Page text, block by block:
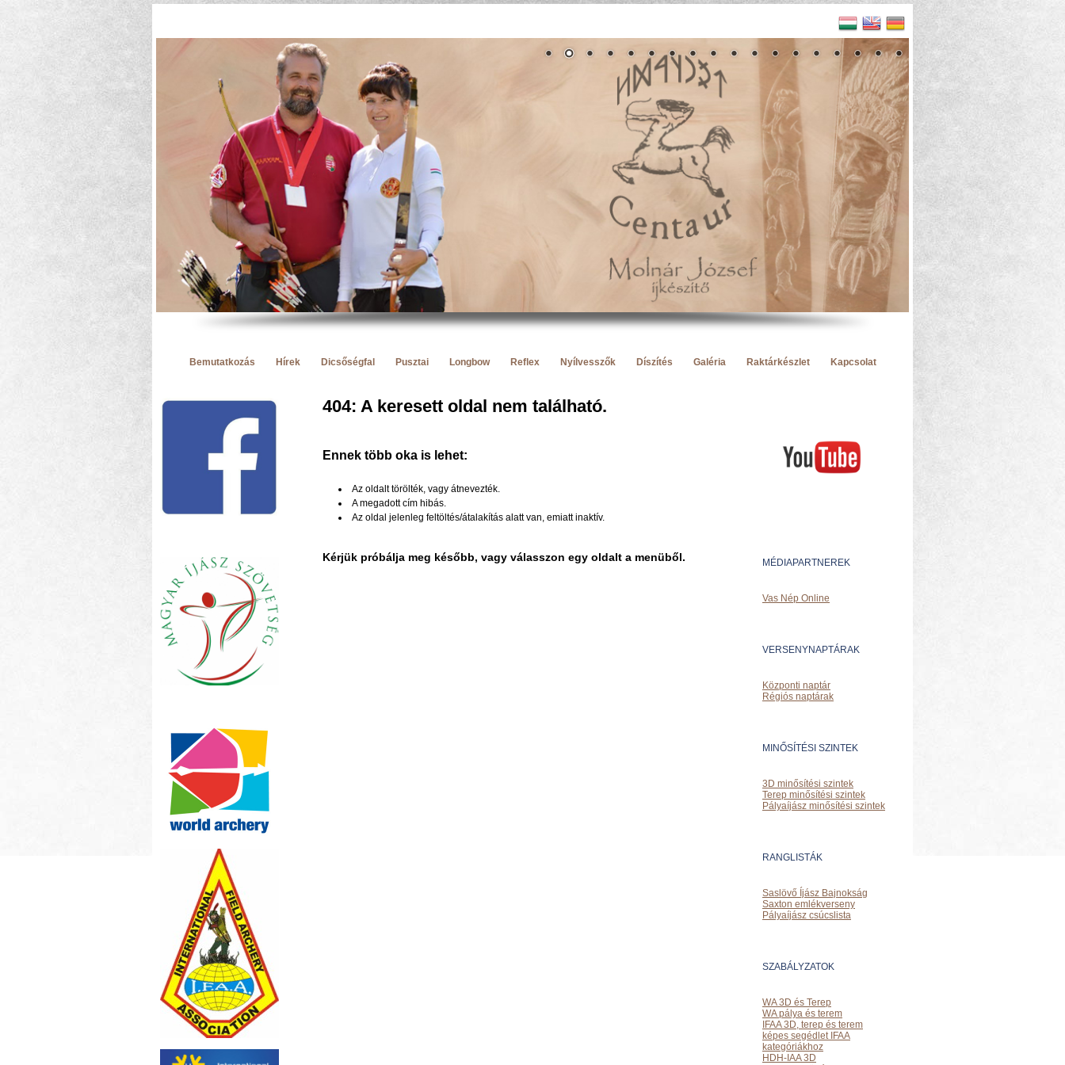
Bemutatkozás Hírek Dicsőségfal Pusztai Longbow Reflex Nyílvesszők Díszítés Galéria Raktárkészlet Kapcsolat
404: A keresett oldal nem található.
Ennek több oka is lehet:
Az oldalt törölték, vagy átnevezték.
A megadott cím hibás.
Az oldal jelenleg feltöltés/átalakítás alatt van, emiatt inaktív.
Kérjük próbálja meg később, vagy válasszon egy oldalt a menüből. MÉDIAPARTNEREK
Vas Nép Online
VERSENYNAPTÁRAK
Központi naptár
Régiós naptárak
MINŐSÍTÉSI SZINTEK
3D minősítési szintek
Terep minősítési szintek
Pályaíjász minősítési szintek
RANGLISTÁK
Saslövő Íjász Bajnokság
Saxton emlékverseny
Pályaíjász csúcslista
SZABÁLYZATOK
WA 3D és Terep
WA pálya és terem
IFAA 3D, terep és terem
képes segédlet IFAA
kategóriákhoz
HDH-IAA 3D